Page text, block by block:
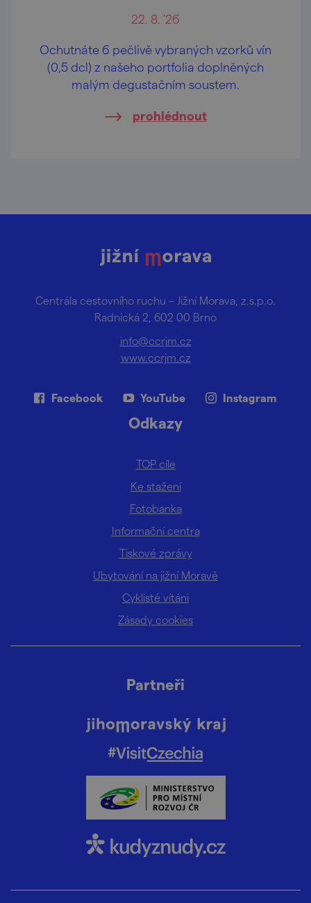
22. 8. '26
Ochutnáte 6 pečlivě vybraných vzorků vín
(0,5 dcl) z našeho portfolia doplněných
malým degustačním soustem.
prohlédnout
Centrála cestovního ruchu – Jižní Morava, z.s.p.o.
Radnická 2, 602 00 Brno
info@ccrjm.cz
www.ccrjm.cz
Facebook YouTube Instagram
Odkazy
TOP cíle
Ke stažení
Fotobanka
Informační centra
Tiskové zprávy
Ubytování na jižní Moravě
Cyklisté vítáni
Zásady cookies
Partneři